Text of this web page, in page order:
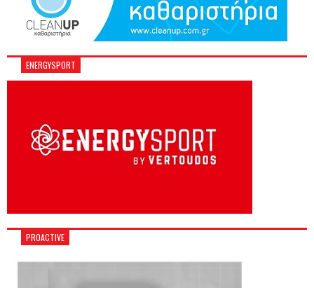
ENERGYSPORT
PROACTIVE